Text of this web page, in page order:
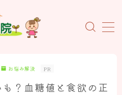
お悩み解決 PR
？血糖値と食欲の正